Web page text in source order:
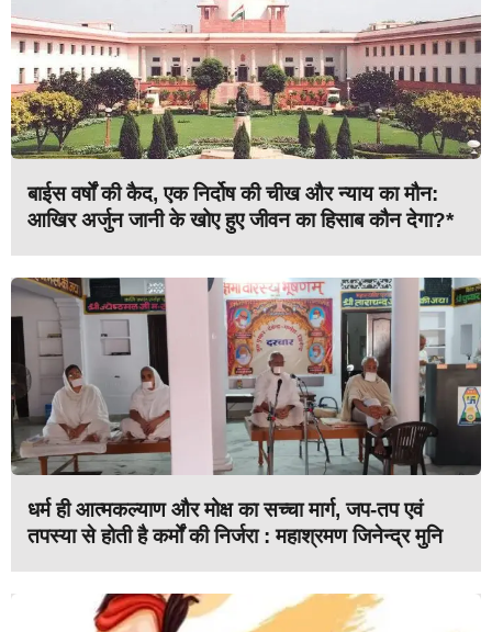
बाईस वर्षों की कैद, एक निर्दोष की चीख और न्याय का मौन:
आखिर अर्जुन जानी के खोए हुए जीवन का हिसाब कौन देगा?*
धर्म ही आत्मकल्याण और मोक्ष का सच्चा मार्ग, जप-तप एवं
तपस्या से होती है कर्मों की निर्जरा : महाश्रमण जिनेन्द्र मुनि